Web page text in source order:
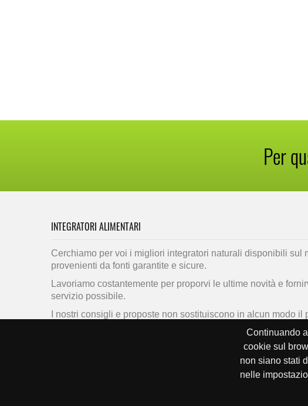
Continuando
cookie sul
non siano stati
nelle
Per
INTEGRATORI ALIMENTARI
Cerchiamo per voi i migliori integratori naturali disponibili sul
provenienti da fonti garantite e sicure.
Lavoriamo costantemente per proporvi le ultime novità e
servizio possibile.
I nostri consigli e proposte non sostituiscono in alcun modo il
medico che deve sempre e comunque essere consultato.
In qualità di Affiliato Amazon io ricevo un guadagno dagli